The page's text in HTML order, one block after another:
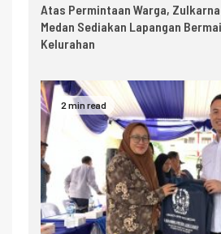
Atas Permintaan Warga,
Medan Sediakan Lapangan
Kelurahan
2 min read